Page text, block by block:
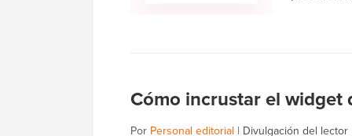
Cómo incrustar el widget
Por Personal editorial | Divulgación del lector